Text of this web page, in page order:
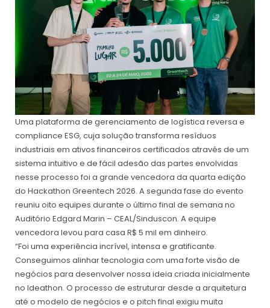
Uma plataforma de gerenciamento de logística reversa e
compliance ESG, cuja solução transforma resíduos
industriais em ativos financeiros certificados através de um
sistema intuitivo e de fácil adesão das partes envolvidas
nesse processo foi a grande vencedora da quarta edição
do Hackathon Greentech 2026. A segunda fase do evento
reuniu oito equipes durante o último final de semana no
Auditório Edgard Marin – CEAL/Sinduscon. A equipe
vencedora levou para casa R$ 5 mil em dinheiro.
“Foi uma experiência incrível, intensa e gratificante.
Conseguimos alinhar tecnologia com uma forte visão de
negócios para desenvolver nossa ideia criada inicialmente
no Ideathon. O processo de estruturar desde a arquitetura
até o modelo de negócios e o pitch final exigiu muita